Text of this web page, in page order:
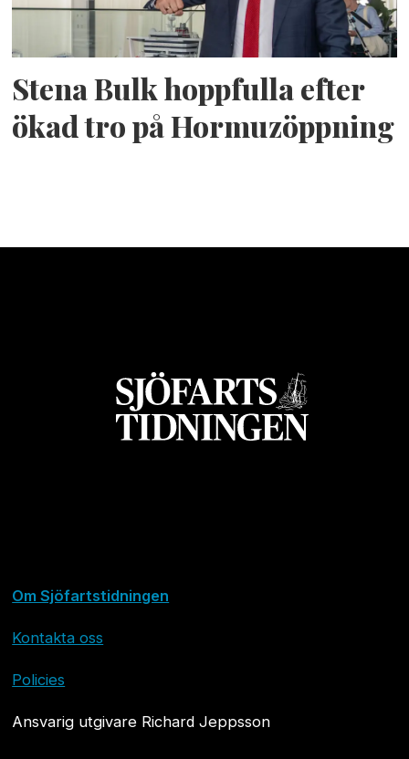
Stena Bulk hoppfulla efter
ökad tro på Hormuzöppning
Om Sjöfartstidningen
Kontakta oss
Policies
Ansvarig utgivare Richard Jeppsson